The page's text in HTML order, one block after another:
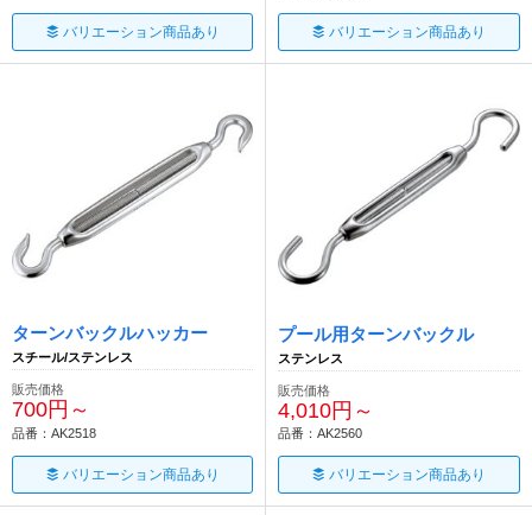
バリエーション商品あり バリエーション商品あり
ターンバックルハッカー
スチール/ステンレス
販売価格
700円～
品番：AK2518
バリエーション商品あり
プール用ターンバックル
ステンレス
販売価格
4,010円～
品番：AK2560
バリエーション商品あり